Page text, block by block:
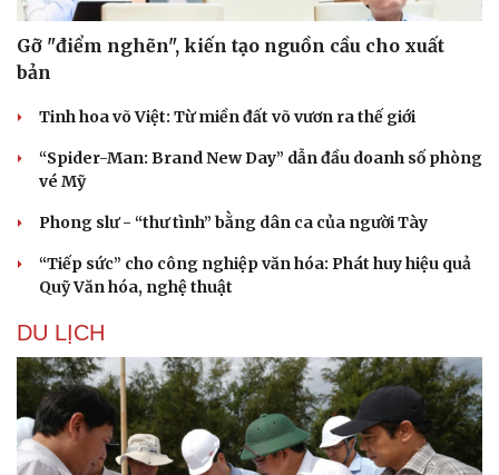
Văn hóa
Sân khấu - Điện ảnh
Văn học
Âm nhạc
Di sản
Giải trí
Nghệ sĩ
Thời trang
Sao Việt
Gỡ "điểm nghẽn", kiến tạo nguồn cầu cho xuất
bản
Tinh hoa võ Việt: Từ miền đất võ vươn ra thế giới
“Spider-Man: Brand New Day” dẫn đầu doanh số phòng
vé Mỹ
Phong slư - “thư tình” bằng dân ca của người Tày
“Tiếp sức” cho công nghiệp văn hóa: Phát huy hiệu quả
Quỹ Văn hóa, nghệ thuật
DU LỊCH